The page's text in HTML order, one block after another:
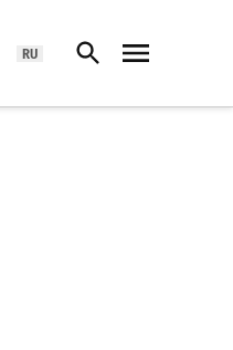
RU Відкрити пошук